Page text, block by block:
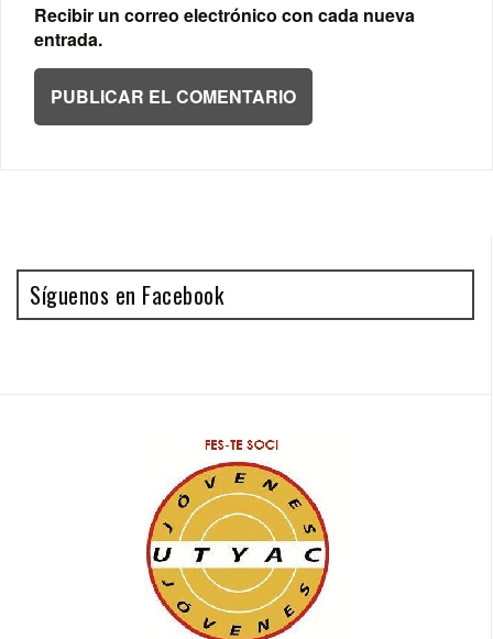
Recibir un correo electrónico con cada nueva
entrada.
Síguenos en Facebook